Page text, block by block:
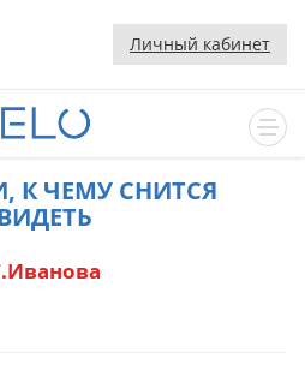
Личный кабинет
К ЧЕМУ СНИТСЯ